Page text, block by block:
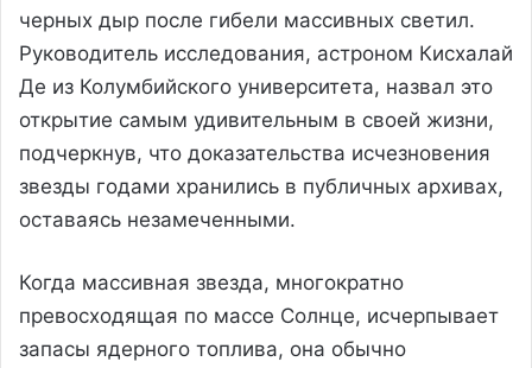
черных дыр после гибели массивных светил.
Руководитель исследования, астроном Кисхалай
Де из Колумбийского университета, назвал это
открытие самым удивительным в своей жизни,
подчеркнув, что доказательства исчезновения
звезды годами хранились в публичных архивах,
оставаясь незамеченными.
Когда массивная звезда, многократно
превосходящая по массе Солнце, исчерпывает
запасы ядерного топлива, она обычно